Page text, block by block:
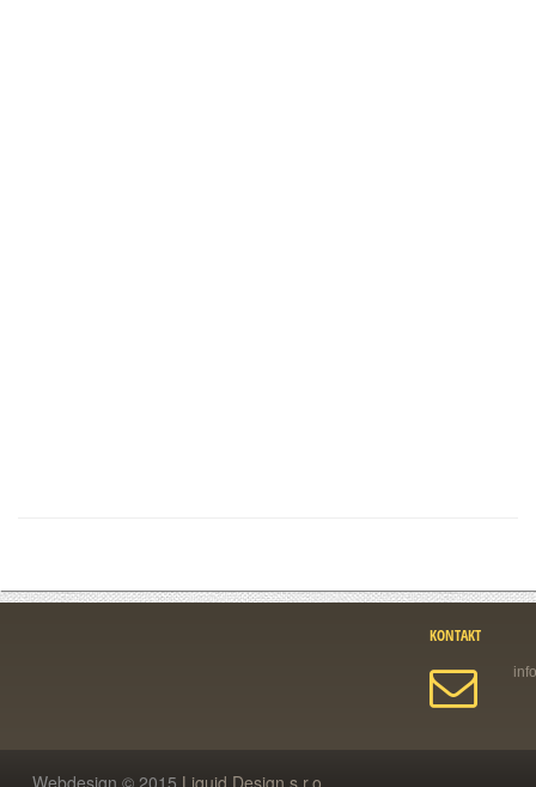
KONTAKT
Webdesign © 2015 Liquid Design s.r.o.